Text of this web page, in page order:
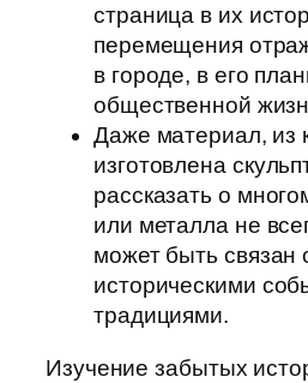
страница в их
перемещения
в городе, в его
общественной
Даже материал, из
изготовлена
рассказать о
или металла не
может быть связан
историческими
традициями.
Изучение забытых